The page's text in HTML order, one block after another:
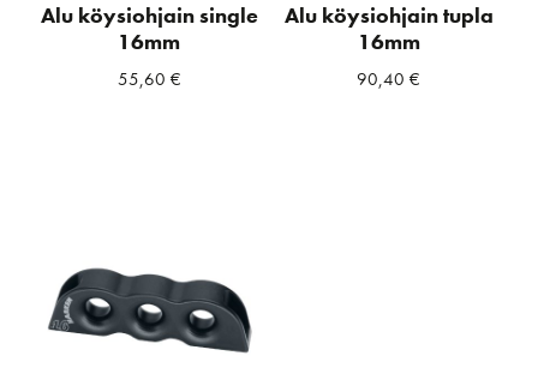
Alu köysiohjain single
16mm
55,60 €
Alu köysiohjain tupla
16mm
90,40€